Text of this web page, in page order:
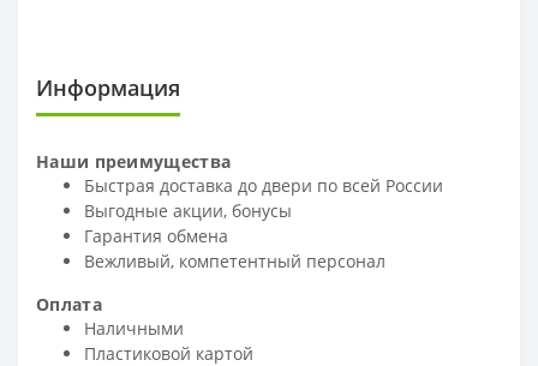
Информация
Наши преимущества
Быстрая доставка до двери по всей России
Выгодные акции, бонусы
Гарантия обмена
Вежливый, компетентный персонал
Оплата
Наличными
Пластиковой картой